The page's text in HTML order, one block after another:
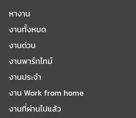
หางาน
งานทั้งหมด
งานด่วน
งานพาร์ทไทม์
งานประจำ
งาน Work from home
งานที่ผ่านไปแล้ว